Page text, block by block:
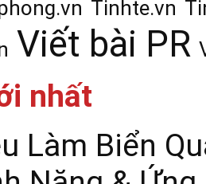
Tinhte.vn
Viết bài PR
nhất
Làm Biển